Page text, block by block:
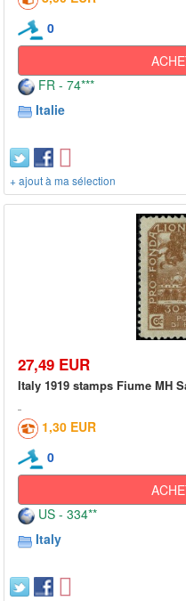
0
FR - 74***
Italie
+ ajout à ma sélection
27,49 EUR
Italy 1919 stamps Fiume MH
1,30 EUR
0
US - 334**
Italy